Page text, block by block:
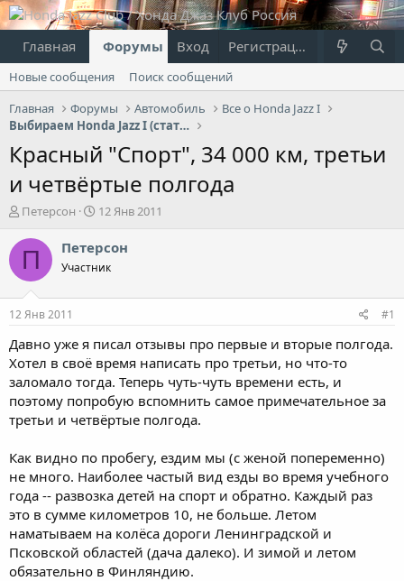
Главная Форумы Что нового?
Вход Регистрация
Новые сообщения
Поиск сообщений
Главная
Форумы Автомобиль
Все о Honda Jazz I
Выбираем Honda Jazz I (статьи и отзывы владельцев)
Красный "Спорт", 34 000 км, третьи
и четвёртые полгода
А
т
о
р
е
м
ы
Петерсон
Д
т
а
н
л
12 Янв 2011
П Петерсон
Участник
12 Янв 2011 #1
Давно уже я писал отзывы про первые и вторые полгода.
Хотел в своё время написать про третьи, но что-то
заломало тогда. Теперь чуть-чуть времени есть, и
поэтому попробую вспомнить самое примечательное за
третьи и четвёртые полгода.
Как видно по пробегу, ездим мы (с женой попеременно)
не много. Наиболее частый вид езды во время учебного
года -- развозка детей на спорт и обратно. Каждый раз
это в сумме километров 10, не больше. Летом
наматываем на колёса дороги Ленинградской и
Псковской областей (дача далеко). И зимой и летом
обязательно в Финляндию.